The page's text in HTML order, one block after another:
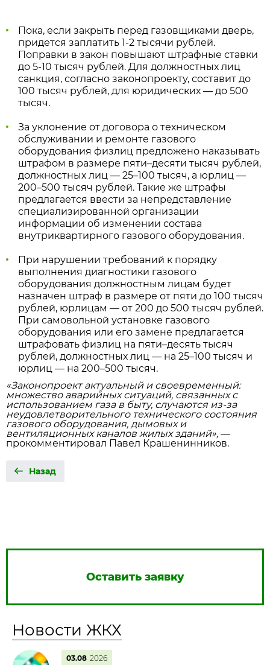
Пока, если закрыть перед газовщиками дверь,
придется заплатить 1-2 тысячи рублей.
Поправки в закон повышают штрафные ставки
до 5-10 тысяч рублей. Для должностных лиц
санкция, согласно законопроекту, составит до
100 тысяч рублей, для юридических — до 500
тысяч.
За уклонение от договора о техническом
обслуживании и ремонте газового
оборудования физлиц предложено наказывать
штрафом в размере пяти–десяти тысяч рублей,
должностных лиц — 25–100 тысяч, а юрлиц —
200–500 тысяч рублей. Такие же штрафы
предлагается ввести за непредставление
специализированной организации
информации об изменении состава
внутриквартирного газового оборудования.
При нарушении требований к порядку
выполнения диагностики газового
оборудования должностным лицам будет
назначен штраф в размере от пяти до 100 тысяч
рублей, юрлицам — от 200 до 500 тысяч рублей.
При самовольной установке газового
оборудования или его замене предлагается
штрафовать физлиц на пяти–десять тысяч
рублей, должностных лиц — на 25–100 тысяч и
юрлиц — на 200–500 тысяч.
«Законопроект актуальный и своевременный:
множество аварийных ситуаций, связанных с
использованием газа в быту, случаются из‑за
неудовлетворительного технического состояния
газового оборудования, дымовых и
вентиляционных каналов жилых зданий», —
прокомментировал Павел Крашенинников.
Назад
Оставить заявку
Новости ЖКХ
03.08 2026